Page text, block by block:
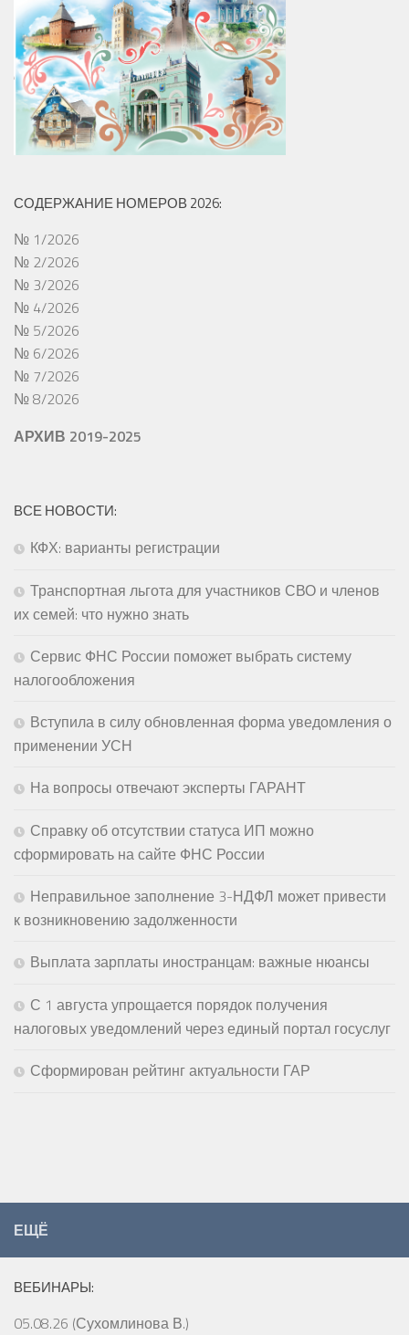
СОДЕРЖАНИЕ НОМЕРОВ 2026:
№ 1/2026
№ 2/2026
№ 3/2026
№ 4/2026
№ 5/2026
№ 6/2026
№ 7/2026
№ 8/2026
АРХИВ 2019-2025
ВСЕ НОВОСТИ:
КФХ: варианты регистрации
Транспортная льгота для участников СВО и членов
их семей: что нужно знать
Сервис ФНС России поможет выбрать систему
налогообложения
Вступила в силу обновленная форма уведомления о
применении УСН
На вопросы отвечают эксперты ГАРАНТ
Справку об отсутствии статуса ИП можно
сформировать на сайте ФНС России
Неправильное заполнение 3-НДФЛ может привести
к возникновению задолженности
Выплата зарплаты иностранцам: важные нюансы
С 1 августа упрощается порядок получения
налоговых уведомлений через единый портал госуслуг
Сформирован рейтинг актуальности ГАР
ЕЩЁ
ВЕБИНАРЫ:
05.08.26 (Сухомлинова В.)